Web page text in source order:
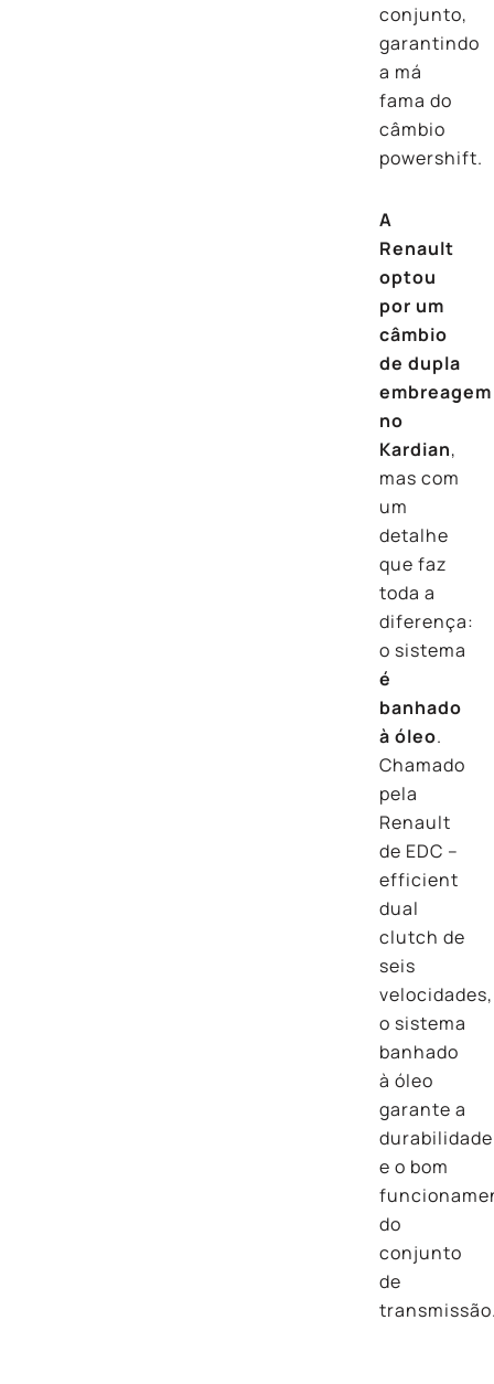
conjunto,
garantindo
a má
fama do
câmbio
powershift.
A
Renault
optou
por um
câmbio
de dupla
embreagem
no
Kardian,
mas com
um
detalhe
que faz
toda a
diferença:
o sistema
é
banhado
à óleo.
Chamado
pela
Renault
de EDC –
efficient
dual
clutch de
seis
velocidades,
o sistema
banhado
à óleo
garante a
durabilidade
e o bom
do
conjunto
de